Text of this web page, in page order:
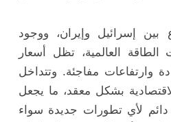
إسرائيل وإيران، ووجود
العالمية، تظل أسعار
وارتفاعات مفاجئة. وتتداخل
بشكل معقد، ما يجعل
لأي تطورات جديدة سواء